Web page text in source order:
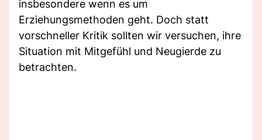
insbesondere wenn es um
Erziehungsmethoden geht. Doch statt
vorschneller Kritik sollten wir versuchen, ihre
Situation mit Mitgefühl und Neugierde zu
betrachten.